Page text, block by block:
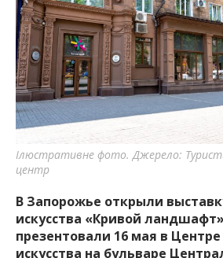
Ілюстративне фото. Джерело:
центр
В Запорожье открыли
искусства «Кривой
презентовали 16 мая в
искусства на бульваре